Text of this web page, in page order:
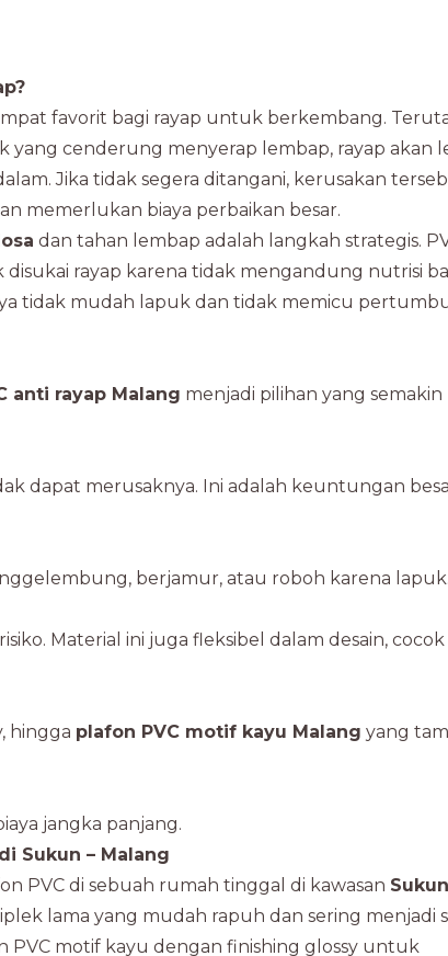
favorit bagi rayap untuk berkembang.
yang cenderung menyerap lembap, rayap akan
Jika tidak segera ditangani, kerusakan
memerlukan biaya perbaikan besar.
dan tahan lembap adalah langkah strategis.
rayap karena tidak mengandung nutrisi
tidak mudah lapuk dan tidak memicu
anti rayap Malang menjadi pilihan yang semakin
dapat merusaknya. Ini adalah keuntungan
berjamur, atau roboh karena lapuk.
Material ini juga fleksibel dalam desain, cocok
hingga plafon PVC motif kayu Malang yang
jangka panjang.
Sukun – Malang
PVC di sebuah rumah tinggal di kawasan
lama yang mudah rapuh dan sering menjadi
PVC motif kayu dengan finishing glossy untuk